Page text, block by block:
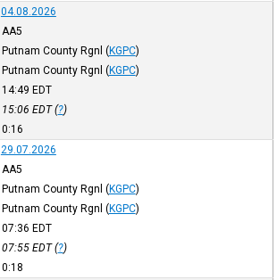
04.08.2026
AA5
Putnam County Rgnl (KGPC)
Putnam County Rgnl (KGPC)
14:49 EDT
15:06 EDT(?)
0:16
29.07.2026
AA5
Putnam County Rgnl (KGPC)
Putnam County Rgnl (KGPC)
07:36 EDT
07:55 EDT(?)
0:18